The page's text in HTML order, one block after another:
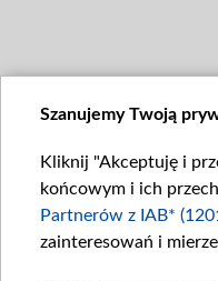
Szanujemy Twoją
Kliknij "Akceptuję i
końcowym i ich
Partnerów z IAB*
zainteresowań i